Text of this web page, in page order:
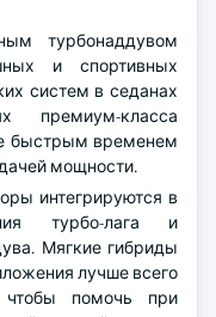
турбонаддувом
и спортивных
систем в седанах
премиум-класса
быстрым временем
мощности.
интегрируются в
турбо-лага и
Мягкие гибриды
лучше всего
чтобы помочь при